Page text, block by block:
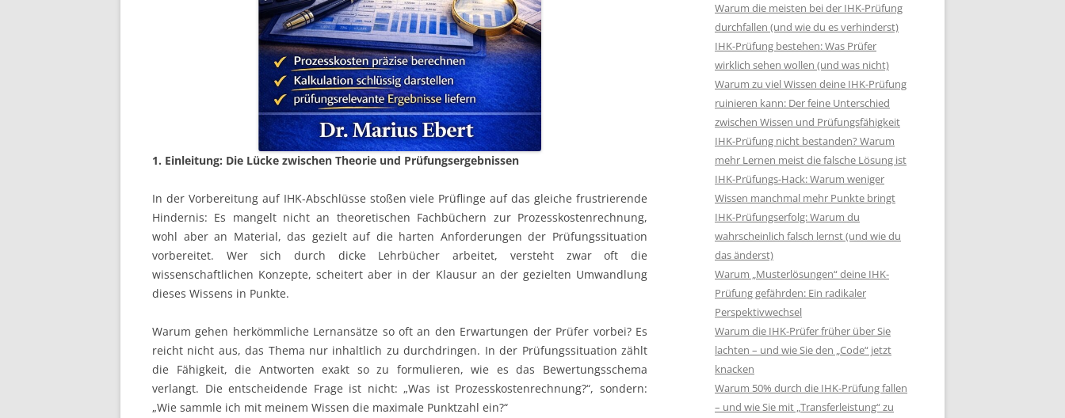
1. Einleitung: Die Lücke zwischen Theorie und Prüfungsergebnissen
In der Vorbereitung auf IHK-Abschlüsse stoßen viele Prüflinge auf das gleiche frustrierende
Hindernis: Es mangelt nicht an theoretischen Fachbüchern zur Prozesskostenrechnung,
wohl aber an Material, das gezielt auf die harten Anforderungen der Prüfungssituation
vorbereitet. Wer sich durch dicke Lehrbücher arbeitet, versteht zwar oft die
wissenschaftlichen Konzepte, scheitert aber in der Klausur an der gezielten Umwandlung
dieses Wissens in Punkte.
Warum gehen herkömmliche Lernansätze so oft an den Erwartungen der Prüfer vorbei? Es
reicht nicht aus, das Thema nur inhaltlich zu durchdringen. In der Prüfungssituation zählt
die Fähigkeit, die Antworten exakt so zu formulieren, wie es das Bewertungsschema
verlangt. Die entscheidende Frage ist nicht: „Was ist Prozesskostenrechnung?“, sondern:
„Wie sammle ich mit meinem Wissen die maximale Punktzahl ein?“
Warum die meisten bei der IHK-Prüfung
durchfallen (und wie du es verhinderst)
IHK-Prüfung bestehen: Was Prüfer
wirklich sehen wollen (und was nicht)
Warum zu viel Wissen deine IHK-Prüfung
ruinieren kann: Der feine Unterschied
zwischen Wissen und Prüfungsfähigkeit
IHK-Prüfung nicht bestanden? Warum
mehr Lernen meist die falsche Lösung ist
IHK-Prüfungs-Hack: Warum weniger
Wissen manchmal mehr Punkte bringt
IHK-Prüfungserfolg: Warum du
wahrscheinlich falsch lernst (und wie du
das änderst)
Warum „Musterlösungen“ deine IHK-
Prüfung gefährden: Ein radikaler
Perspektivwechsel
Warum die IHK-Prüfer früher über Sie
lachten – und wie Sie den „Code“ jetzt
knacken
Warum 50% durch die IHK-Prüfung fallen
– und wie Sie mit „Transferleistung“ zu